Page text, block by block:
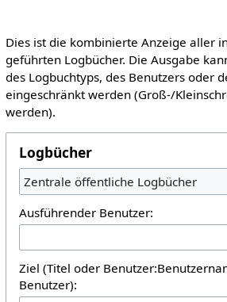
Dies ist die kombinierte Anzeige aller
geführten Logbücher. Die Ausgabe
des Logbuchtyps, des Benutzers oder
eingeschränkt werden (Groß-/
werden).
Logbücher
Zentrale öffentliche Logbücher
Ausführender Benutzer:
Ziel (Titel oder
Benutzer):